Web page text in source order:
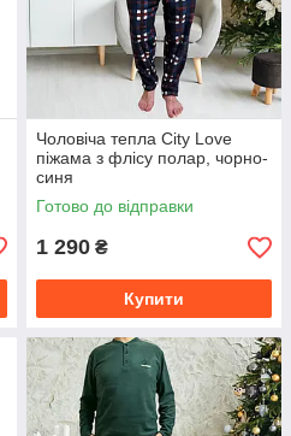
Чоловіча тепла City Love
піжама з флісу полар, чорно-
синя
Готово до відправки
1 290 ₴
Купити